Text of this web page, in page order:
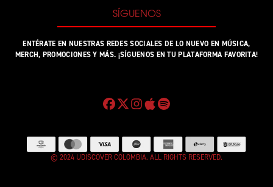
SÍGUENOS
ENTÉRATE EN NUESTRAS REDES SOCIALES DE LO NUEVO EN MÚSICA,
MERCH, PROMOCIONES Y MÁS. ¡SÍGUENOS EN TU PLATAFORMA FAVORITA!
© 2024 UDISCOVER COLOMBIA. ALL RIGHTS RESERVED.